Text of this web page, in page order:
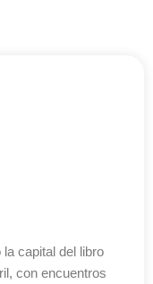
capital del libro
con encuentros